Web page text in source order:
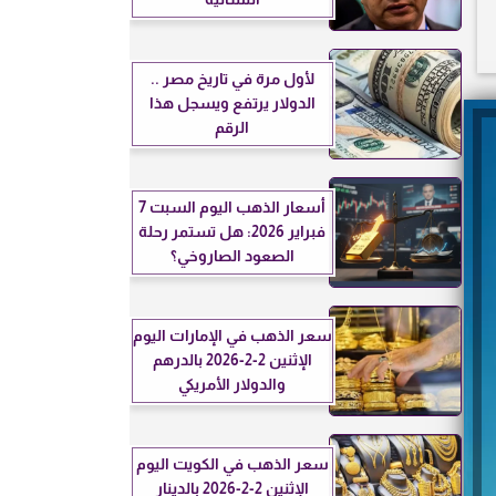
لأول مرة في تاريخ مصر ..
الدولار يرتفع ويسجل هذا
الرقم
أسعار الذهب اليوم السبت 7
فبراير 2026: هل تستمر رحلة
الصعود الصاروخي؟
سعر الذهب في الإمارات اليوم
الإثنين 2-2-2026 بالدرهم
والدولار الأمريكي
سعر الذهب في الكويت اليوم
الإثنين 2-2-2026 بالدينار